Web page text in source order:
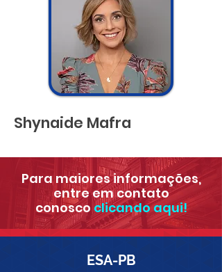
Shynaide Mafra
Para maiores informações,
entre em contato
conosco clicando aqui!
ESA-PB